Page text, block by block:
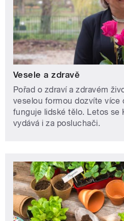
Vesele a zdravě
Pořad o zdraví a zdravém
veselou formou dozvíte více
funguje lidské tělo. Letos se
vydává i za posluchači.